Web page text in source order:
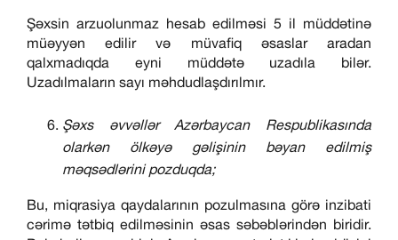
Şəxsin arzuolunmaz hesab edilməsi 5 il müddətinə
müəyyən edilir və müvafiq əsaslar aradan
qalxmadıqda eyni müddətə uzadıla bilər.
Uzadılmaların sayı məhdudlaşdırılmır.
Şəxs əvvəllər Azərbaycan Respublikasında
olarkən ölkəyə gəlişinin bəyan edilmiş
məqsədlərini pozduqda;
Bu, miqrasiya qaydalarının pozulmasına görə inzibati
cərimə tətbiq edilməsinin əsas səbəblərindən biridir.